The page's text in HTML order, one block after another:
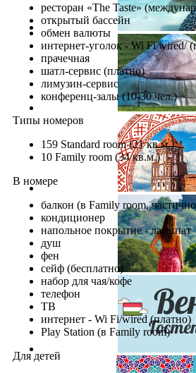
ресторан «The Taste»
открытый бассейн
обмен валюты
интернет-уголок - Wi Fi/wired/
прачечная
шатл-сервис (платно)
лимузин-сервис
конференц-залы (10-30 чел.)
Типы номеров
159 Standard room (21 кв.м.)
10 Family room (34 кв.м.)
В номере
балкон (в Family room,
кондиционер
напольное покрытие - ламинат
душ
фен
сейф (бесплатно)
набор для чая/кофе
телефон
ТВ
интернет - Wi Fi/wired (платно)
Play Station (в Family room)
Для детей